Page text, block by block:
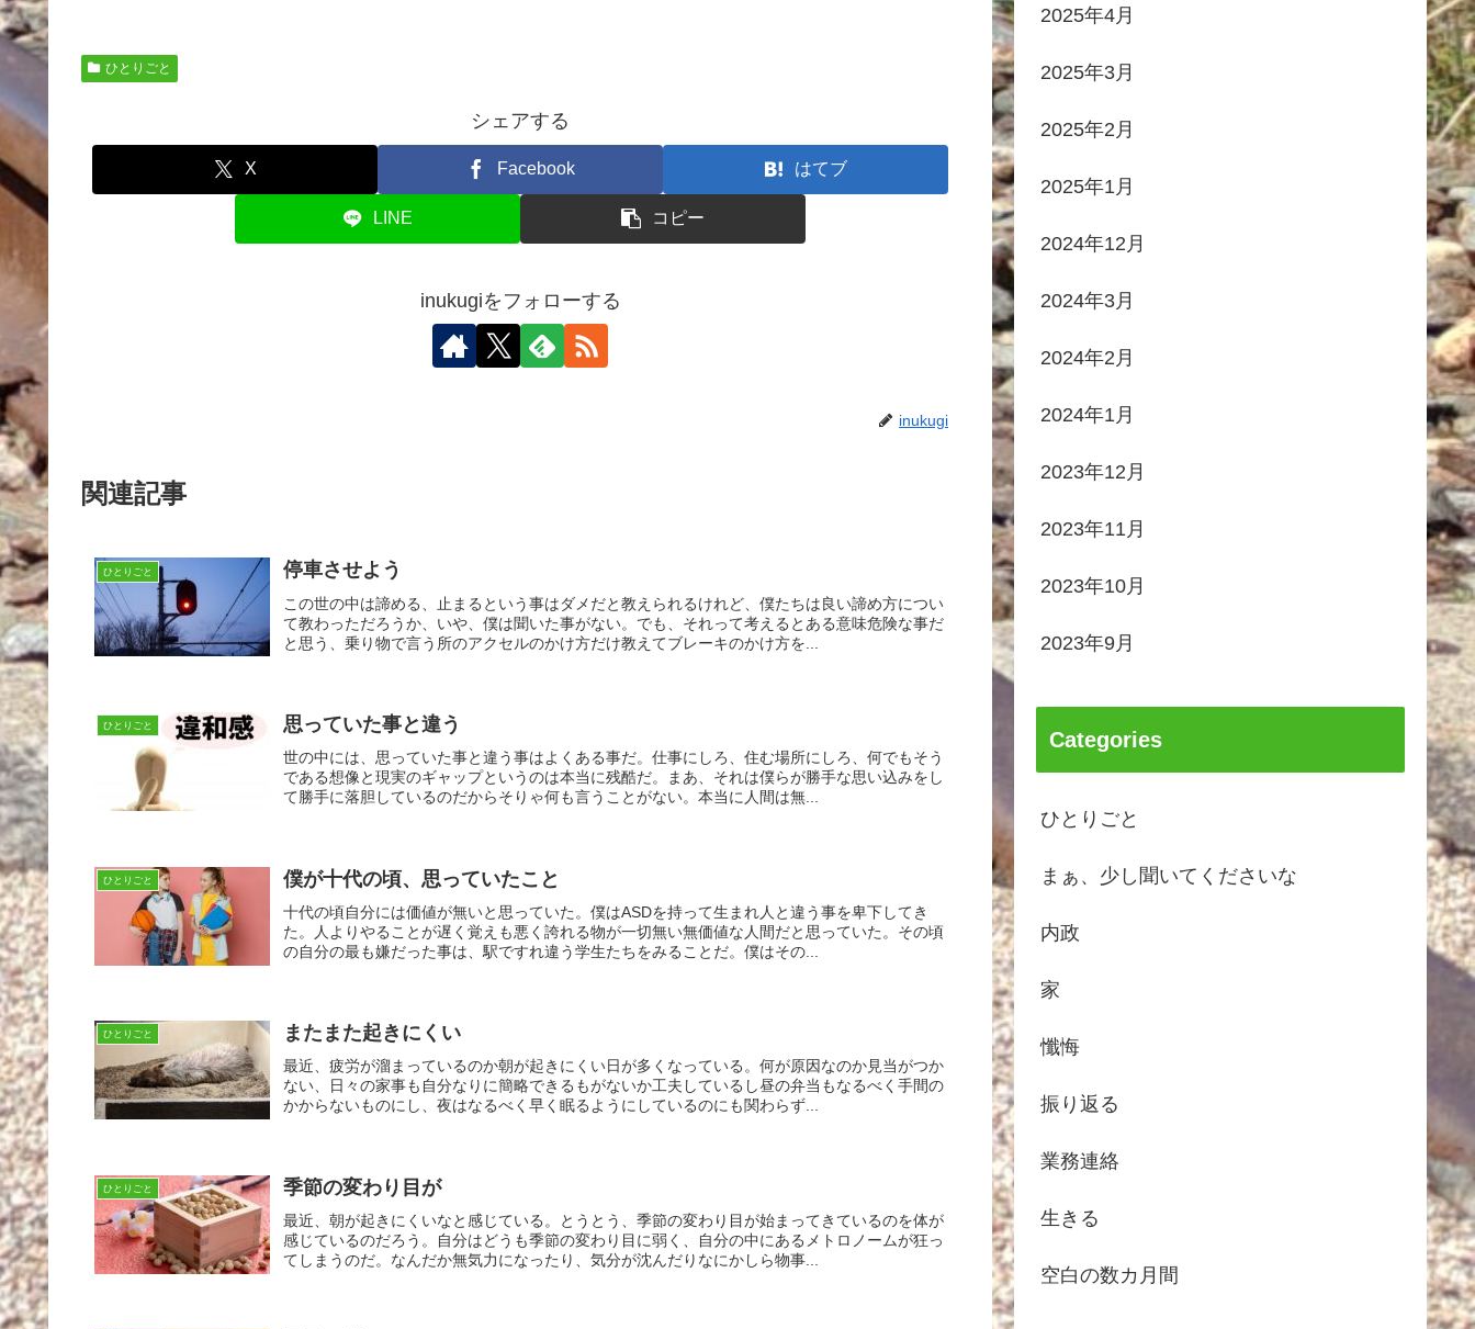
ひとりごと
シェアする
X Facebook はてブ
LINE コピー
inukugiをフォローする
inukugi
関連記事
ひとりごと 停車させよう
この世の中は諦める、止まるという事はダメだと教えられるけれど、僕たちは良い諦め方につい
て教わっただろうか、いや、僕は聞いた事がない。でも、それって考えるとある意味危険な事だ
と思う、乗り物で言う所のアクセルのかけ方だけ教えてブレーキのかけ方を...
ひとりごと 思っていた事と違う
世の中には、思っていた事と違う事はよくある事だ。仕事にしろ、住む場所にしろ、何でもそう
である想像と現実のギャップというのは本当に残酷だ。まあ、それは僕らが勝手な思い込みをし
て勝手に落胆しているのだからそりゃ何も言うことがない。本当に人間は無...
ひとりごと 僕が十代の頃、思っていたこと
十代の頃自分には価値が無いと思っていた。僕はASDを持って生まれ人と違う事を卑下してき
た。人よりやることが遅く覚えも悪く誇れる物が一切無い無価値な人間だと思っていた。その頃
の自分の最も嫌だった事は、駅ですれ違う学生たちをみることだ。僕はその...
ひとりごと またまた起きにくい
最近、疲労が溜まっているのか朝が起きにくい日が多くなっている。何が原因なのか見当がつか
ない、日々の家事も自分なりに簡略できるもがないか工夫しているし昼の弁当もなるべく手間の
かからないものにし、夜はなるべく早く眠るようにしているのにも関わらず...
ひとりごと 季節の変わり目が
最近、朝が起きにくいなと感じている。とうとう、季節の変わり目が始まってきているのを体が
感じているのだろう。自分はどうも季節の変わり目に弱く、自分の中にあるメトロノームが狂っ
てしまうのだ。なんだか無気力になったり、気分が沈んだりなにかしら物事...
2025年4月
2025年3月
2025年2月
2025年1月
2024年12月
2024年3月
2024年2月
2024年1月
2023年12月
2023年11月
2023年10月
2023年9月
Categories
ひとりごと
まぁ、少し聞いてくださいな
内政
家
懺悔
振り返る
業務連絡
生きる
空白の数カ月間